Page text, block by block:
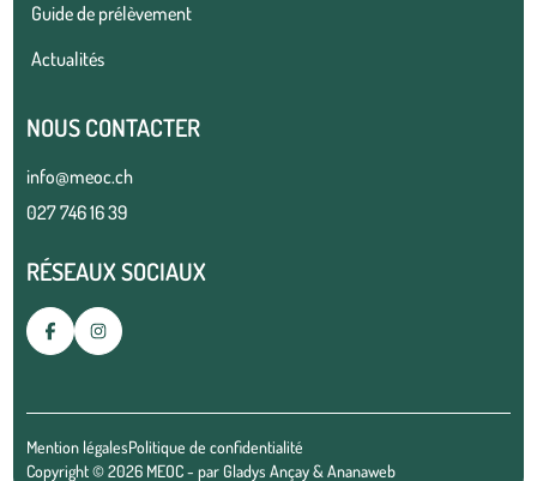
Guide de prélèvement
Actualités
NOUS CONTACTER
info@meoc.ch
027 746 16 39
RÉSEAUX SOCIAUX
Mention légalesPolitique de confidentialité
Copyright © 2026 MEOC - parGladys Ançay&Ananaweb